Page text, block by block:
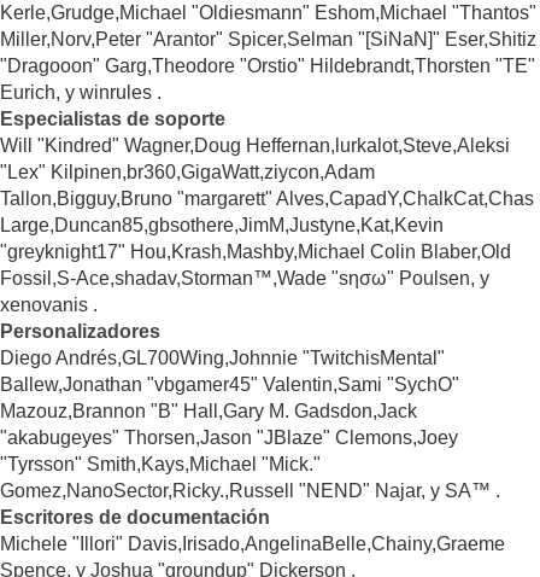
Kerle,Grudge,Michael "Oldiesmann" Eshom,Michael "Thantos"
Miller,Norv,Peter "Arantor" Spicer,Selman "[SiNaN]" Eser,Shitiz
"Dragooon" Garg,Theodore "Orstio" Hildebrandt,Thorsten "TE"
Eurich, y winrules .
Especialistas de soporte
Will "Kindred" Wagner,Doug Heffernan,lurkalot,Steve,Aleksi
"Lex" Kilpinen,br360,GigaWatt,ziycon,Adam
Tallon,Bigguy,Bruno "margarett" Alves,CapadY,ChalkCat,Chas
Large,Duncan85,gbsothere,JimM,Justyne,Kat,Kevin
"greyknight17" Hou,Krash,Mashby,Michael Colin Blaber,Old
Fossil,S-Ace,shadav,Storman™,Wade "sησω" Poulsen, y
xenovanis .
Personalizadores
Diego Andrés,GL700Wing,Johnnie "TwitchisMental"
Ballew,Jonathan "vbgamer45" Valentin,Sami "SychO"
Mazouz,Brannon "B" Hall,Gary M. Gadsdon,Jack
"akabugeyes" Thorsen,Jason "JBlaze" Clemons,Joey
"Tyrsson" Smith,Kays,Michael "Mick."
Gomez,NanoSector,Ricky.,Russell "NEND" Najar, y SA™ .
Escritores de documentación
Michele "Illori" Davis,Irisado,AngelinaBelle,Chainy,Graeme
Spence, y Joshua "groundup" Dickerson .